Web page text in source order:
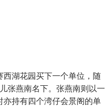
湖花园买下一个单位，随
张燕南名下。张燕南则以一
持有四个湾仔会景阁的单